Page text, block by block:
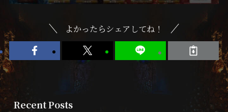
よかったらシェアしてね！
Recent Posts